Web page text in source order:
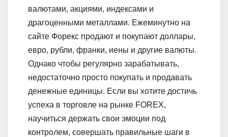
валютами, акциями, индексами и
драгоценными металлами. Ежеминутно на
сайте Форекс продают и покупают доллары,
евро, рубли, франки, иены и другие валюты.
Однако чтобы регулярно зарабатывать,
недостаточно просто покупать и продавать
денежные единицы. Если вы хотите достичь
успеха в торговле на рынке FOREX,
научиться держать свои эмоции под
контролем, совершать правильные шаги в